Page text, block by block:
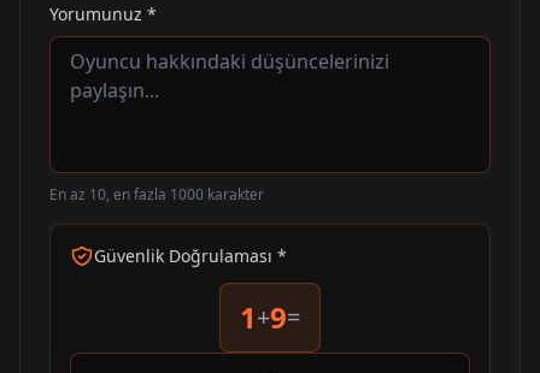
Yorumunuz *
En az 10, en fazla 1000 karakter
Güvenlik Doğrulaması *
1+9=